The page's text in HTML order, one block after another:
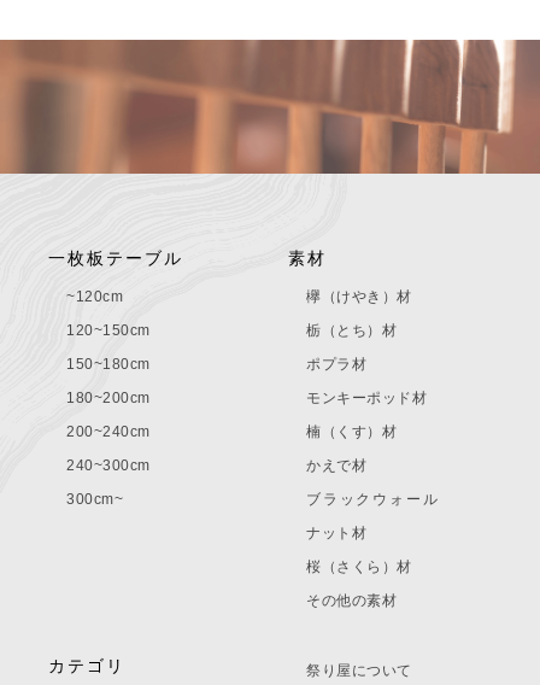
一枚板テーブル
~120cm
120~150cm
150~180cm
180~200cm
200~240cm
240~300cm
300cm~
素材
欅（けやき）材
栃（とち）材
ポプラ材
モンキーポッド材
楠（くす）材
かえで材
ブラックウォール
ナット材
桜（さくら）材
その他の素材
カテゴリ
祭り屋について